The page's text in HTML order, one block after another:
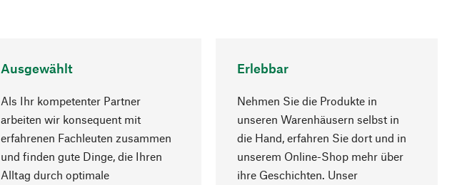
Ausgewählt
Als Ihr kompetenter Partner
arbeiten wir konsequent mit
erfahrenen Fachleuten zusammen
und finden gute Dinge, die Ihren
Alltag durch optimale
Erlebbar
Nehmen Sie die Produkte in
unseren Warenhäusern selbst in
die Hand, erfahren Sie dort und in
unserem Online-Shop mehr über
ihre Geschichten. Unser